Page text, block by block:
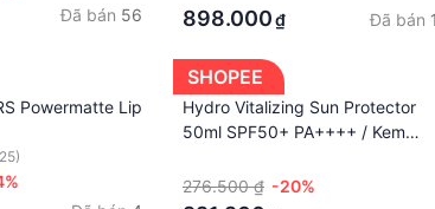
Đã bán 56 898.000₫ Đã bán 1
Powermatte Lip
SHOPEE
Hydro Vitalizing Sun Protector
50ml SPF50+ PA++++ / Kem
dịu da Hàn Quốc với cam
276.500 ₫ -20%